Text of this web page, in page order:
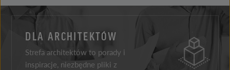
DLA ARCHITEKTÓW
Strefa architektów to porady i
inspiracje, niezbędne pliki z